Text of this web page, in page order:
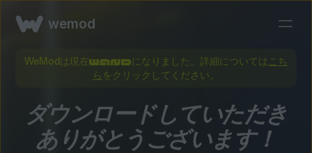
wemod
WeModは現在 になりました。詳細については こち
ら をクリックしてください。
ダウンロードしていただき
ありがとうございます！